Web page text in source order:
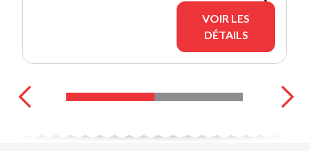
VOIR LES
DÉTAILS